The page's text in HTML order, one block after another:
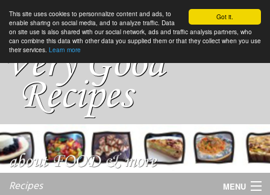
Got it.
This site uses cookies to personnalize content and ads, to
enable sharing on social media, and to analyze traffic. Data
on site use is also shared with our social network, ads and traffic analysis partners, who
can combine this data with other data you supplied them or that they collect when you use
their services. Learn more
Recipes MENU